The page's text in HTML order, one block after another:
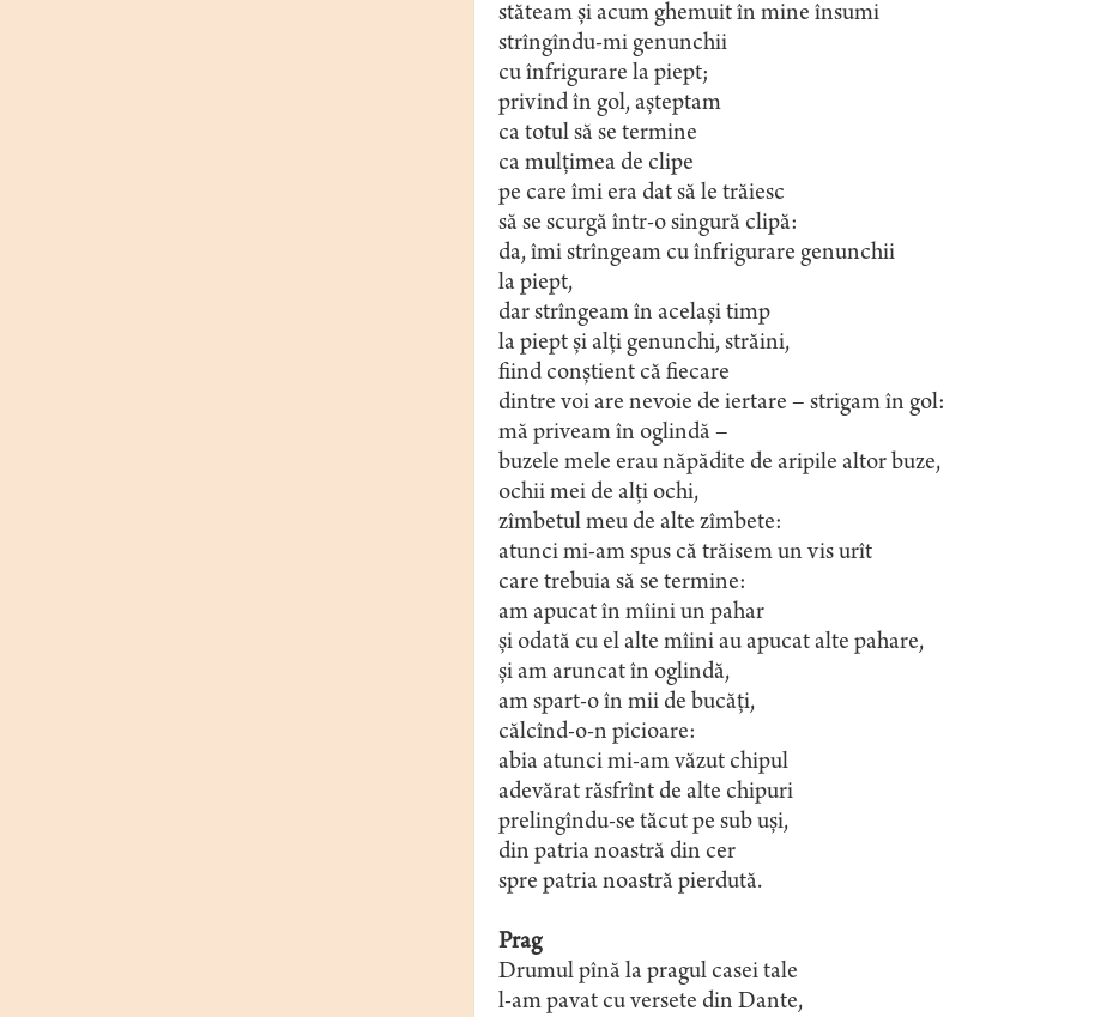
stăteam și acum ghemuit în mine însumi
strîngîndu-mi genunchii
cu înfrigurare la piept;
privind în gol, așteptam
ca totul să se termine
ca mulțimea de clipe
pe care îmi era dat să le trăiesc
să se scurgă într-o singură clipă:
da, îmi strîngeam cu înfrigurare genunchii
la piept,
dar strîngeam în același timp
la piept și alți genunchi, străini,
fiind conștient că fiecare
dintre voi are nevoie de iertare – strigam în gol:
mă priveam în oglindă –
buzele mele erau năpădite de aripile altor buze,
ochii mei de alți ochi,
zîmbetul meu de alte zîmbete:
atunci mi-am spus că trăisem un vis urît
care trebuia să se termine:
am apucat în mîini un pahar
și odată cu el alte mîini au apucat alte pahare,
și am aruncat în oglindă,
am spart-o în mii de bucăți,
călcînd-o-n picioare:
abia atunci mi-am văzut chipul
adevărat răsfrînt de alte chipuri
prelingîndu-se tăcut pe sub uși,
din patria noastră din cer
spre patria noastră pierdută.
Prag
Drumul pînă la pragul casei tale
l-am pavat cu versete din Dante,